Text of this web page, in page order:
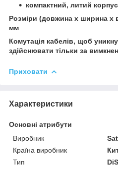
компактний, литий корпус
Розміри (довжина x ширина x
мм
Комутація кабелів, щоб
здійснювати тільки за
Приховати
Характеристики
Основні атрибути
Виробник
Країна виробник
Тип